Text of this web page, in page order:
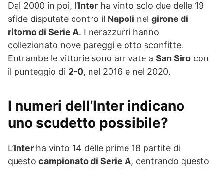
Dal 2000 in poi, l’Inter ha vinto solo due delle 19
sfide disputate contro il Napoli nel girone di
ritorno di Serie A. I nerazzurri hanno
collezionato nove pareggi e otto sconfitte.
Entrambe le vittorie sono arrivate a San Siro con
il punteggio di 2-0, nel 2016 e nel 2020.
I numeri dell’Inter indicano
uno scudetto possibile?
L’Inter ha vinto 14 delle prime 18 partite di
questo campionato di Serie A, centrando questo